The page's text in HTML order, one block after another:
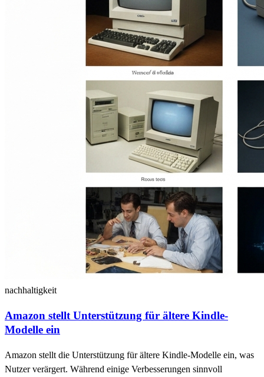
nachhaltigkeit
Amazon stellt Unterstützung für ältere Kindle-
Modelle ein
Amazon stellt die Unterstützung für ältere Kindle-Modelle ein, was
Nutzer verärgert. Während einige Verbesserungen sinnvoll